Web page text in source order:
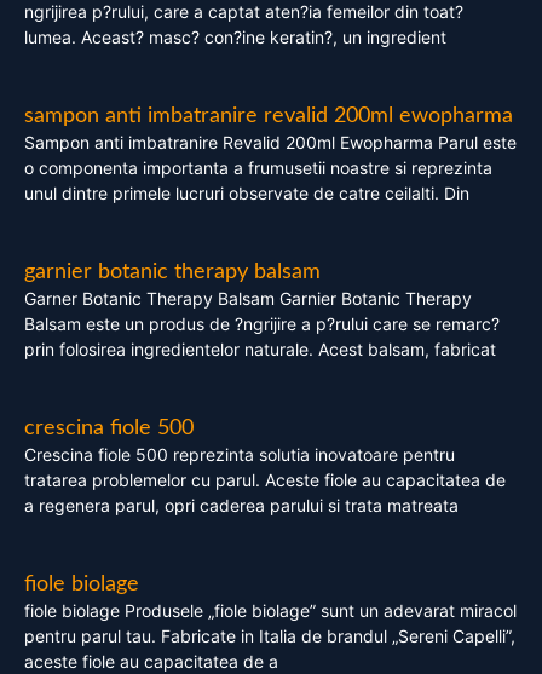
ngrijirea p?rului, care a captat aten?ia femeilor din toat?
lumea. Aceast? masc? con?ine keratin?, un ingredient
sampon anti imbatranire revalid 200ml ewopharma
Sampon anti imbatranire Revalid 200ml Ewopharma Parul este
o componenta importanta a frumusetii noastre si reprezinta
unul dintre primele lucruri observate de catre ceilalti. Din
garnier botanic therapy balsam
Garner Botanic Therapy Balsam Garnier Botanic Therapy
Balsam este un produs de ?ngrijire a p?rului care se remarc?
prin folosirea ingredientelor naturale. Acest balsam, fabricat
crescina fiole 500
Crescina fiole 500 reprezinta solutia inovatoare pentru
tratarea problemelor cu parul. Aceste fiole au capacitatea de
a regenera parul, opri caderea parului si trata matreata
fiole biolage
fiole biolage Produsele „fiole biolage” sunt un adevarat miracol
pentru parul tau. Fabricate in Italia de brandul „Sereni Capelli”,
aceste fiole au capacitatea de a